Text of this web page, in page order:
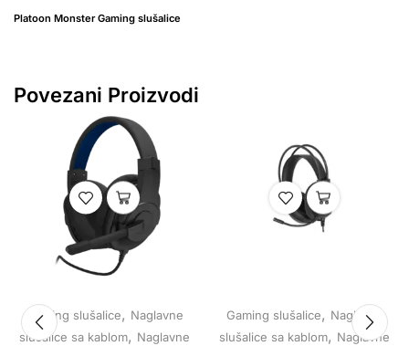
Platoon Monster Gaming slušalice
Povezani Proizvodi
Gaming slušalice, Naglavne
slušalice sa kablom, Naglavne
Gaming slušalice, Naglavne
slušalice sa kablom, Naglavne